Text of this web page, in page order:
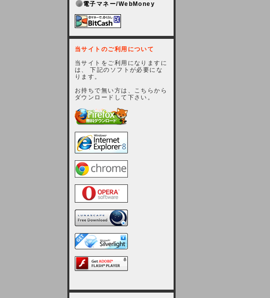
電子マネー/WebMoney
当サイトのご利用について
当サイトをご利用になりますに
は、 下記のソフトが必要にな
ります。
お持ちで無い方は、こちらから
ダウンロードして下さい。